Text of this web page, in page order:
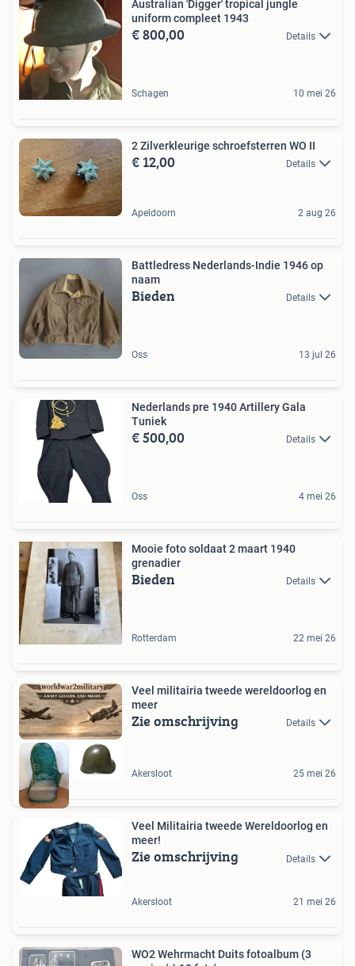
Australian 'Digger' tropical jungle
uniform compleet 1943
€ 800,00 Details
Schagen 10 mei 26
2 Zilverkleurige schroefsterren WO II
€ 12,00 Details
Apeldoorn 2 aug 26
Battledress Nederlands-Indie 1946 op
naam
Bieden Details
Oss 13 jul 26
Nederlands pre 1940 Artillery Gala
Tuniek
€ 500,00 Details
Oss 4 mei 26
Mooie foto soldaat 2 maart 1940
grenadier
Bieden Details
Rotterdam 22 mei 26
Veel militairia tweede wereldoorlog en
meer
Zie omschrijving Details
Akersloot 25 mei 26
Veel Militairia tweede Wereldoorlog en
meer!
Zie omschrijving Details
Akersloot 21 mei 26
WO2 Wehrmacht Duits fotoalbum (3